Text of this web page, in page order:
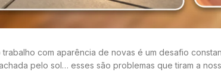
com aparência de novas é um desafio
pelo sol… esses são problemas que tiram a